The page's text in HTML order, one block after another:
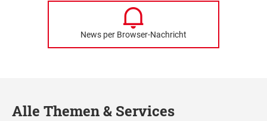
News per Browser-Nachricht
Alle Themen & Services